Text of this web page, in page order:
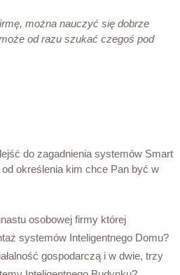
można nauczyć się dobrze
od razu szukać czegoś pod
do zagadnienia systemów Smart
określenia kim chce Pan być w
osobowej firmy której
systemów Inteligentnego Domu?
gospodarczą i w dwie, trzy